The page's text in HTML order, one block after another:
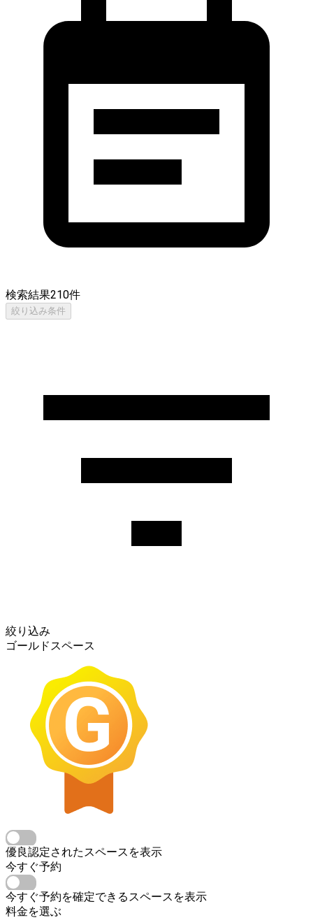
検索結果210件
絞り込み条件
絞り込み
ゴールドスペース
優良認定されたスペースを表示
今すぐ予約
今すぐ予約を確定できるスペースを表示
料金を選ぶ